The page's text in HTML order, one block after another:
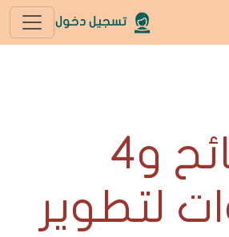
تسجيل دخول
8 نصائح و4
لتطوير